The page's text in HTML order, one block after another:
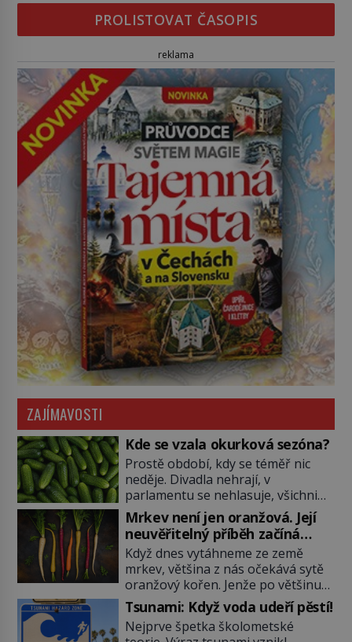
PROLISTOVAT ČASOPIS
reklama
ZAJÍMAVOSTI
Kde se vzala okurková sezóna?
Prostě období, kdy se téměř nic
neděje. Divadla nehrají, v
parlamentu se nehlasuje, všichni
jsou na dovolené a média tak
nemají o čem mluvit a psát. A
vymýšlejí si proto témata, které
nikoho nezajímají. Proč je však ona
letní doba spojovaná zrovna s
okurkami? Okurkovou sezónu
známe už od poloviny 19. století,
ovšem jako Češi […]
Mrkev není jen oranžová. Její
neuvěřitelný příběh začíná
fialovou barvou
Když dnes vytáhneme ze země
mrkev, většina z nás očekává sytě
oranžový kořen. Jenže po většinu
své historie je mrkev všechno
možné, jen ne oranžová. Je fialová,
žlutá, bílá, někdy dokonce téměř
Tsunami: Když voda udeří pěstí!
Nejprve špetka školometské